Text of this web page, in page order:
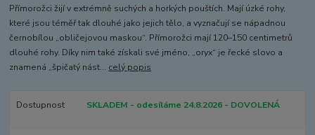
Přímorožci žijí v extrémně suchých a horkých pouštích. Mají úzké rohy,
které jsou téměř tak dlouhé jako jejich tělo, a vyznačují se nápadnou
černobílou „obličejovou maskou“. Přímorožci mají 120–150 centimetrů
dlouhé rohy. Díky nim také získali své jméno, „oryx“ je řecké slovo a
znamená „špičatý nást... celý popis
Dostupnost SKLADEM - odesíláme 24.8.2026 - DOVOLENÁ